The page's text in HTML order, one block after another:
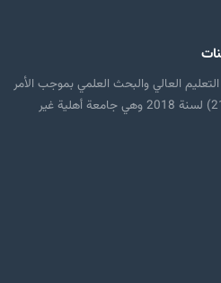
العالي والبحث العلمي بموجب الأمر
الوزاري الصادر منها ذي العدد (21890) لسنة 2018 وهي جامعة أهلية غير